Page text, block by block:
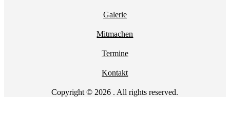
Galerie
Mitmachen
Termine
Kontakt
Copyright © 2026 . All rights reserved.